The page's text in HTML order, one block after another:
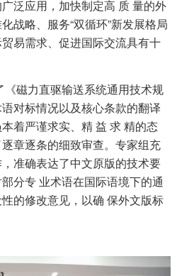
泛应用，加快制定高 质 量的外
战略、服务“双循环”新发展格局
易需求、促进国际交流具有十
磁力直驱输送系统通用技术规
对标情况以及核心条款的翻译
着严谨求实、精 益 求 精的态
章逐条的细致审查。专家组充
准确表达了中文原版的技术要
分专 业术语在国际语境下的通
的修改意见，以确 保外文版标